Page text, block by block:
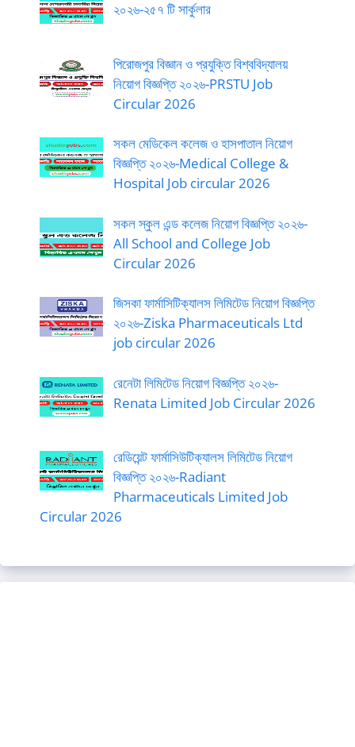
২০২৬-২৫৭ টি সার্কুলার
পিরোজপুর বিজ্ঞান ও প্রযুক্তি বিশ্ববিদ্যালয়
নিয়োগ বিজ্ঞপ্তি ২০২৬-PRSTU Job
Circular 2026
সকল মেডিকেল কলেজ ও হাসপাতাল নিয়োগ
বিজ্ঞপ্তি ২০২৬-Medical College &
Hospital Job circular 2026
সকল স্কুল এন্ড কলেজ নিয়োগ বিজ্ঞপ্তি ২০২৬-
All School and College Job
Circular 2026
জিসকা ফার্মাসিটিক্যালস লিমিটেড নিয়োগ বিজ্ঞপ্তি
২০২৬-Ziska Pharmaceuticals Ltd
job circular 2026
রেনেটা লিমিটেড নিয়োগ বিজ্ঞপ্তি ২০২৬-
Renata Limited Job Circular 2026
রেডিয়েন্ট ফার্মাসিউটিক্যালস লিমিটেড নিয়োগ
বিজ্ঞপ্তি ২০২৬-Radiant
Pharmaceuticals Limited Job
Circular 2026